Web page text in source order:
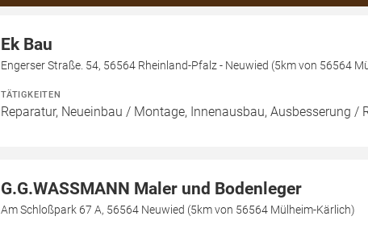
Ek Bau
Engerser Straße. 54, 56564 Rheinland-Pfalz - Neuwied (5km von 56564
TÄTIGKEITEN
Reparatur, Neueinbau / Montage, Innenausbau, Ausbesserung /
G.G.WASSMANN Maler und Bodenleger
Am Schloßpark 67 A, 56564 Neuwied (5km von 56564 Mülheim-Kärlich)